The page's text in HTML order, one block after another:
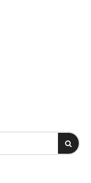
Search